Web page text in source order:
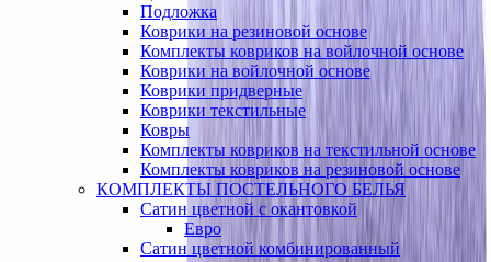
Подложка
Коврики на резиновой основе
Комплекты ковриков на войлочной основе
Коврики на войлочной основе
Коврики придверные
Коврики текстильные
Ковры
Комплекты ковриков на текстильной основе
Комплекты ковриков на резиновой основе
КОМПЛЕКТЫ ПОСТЕЛЬНОГО БЕЛЬЯ
Сатин цветной с окантовкой
Евро
Сатин цветной комбинированный